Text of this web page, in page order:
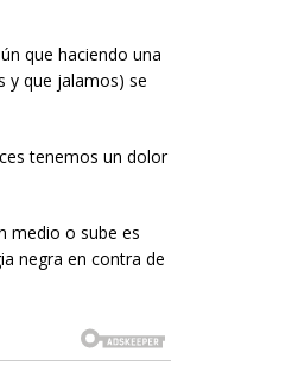
que haciendo una
y que jalamos) se
tenemos un dolor
medio o sube es
negra en contra de